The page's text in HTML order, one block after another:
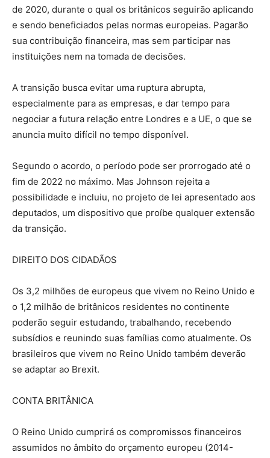
de 2020, durante o qual os britânicos seguirão aplicando
e sendo beneficiados pelas normas europeias. Pagarão
sua contribuição financeira, mas sem participar nas
instituições nem na tomada de decisões.
A transição busca evitar uma ruptura abrupta,
especialmente para as empresas, e dar tempo para
negociar a futura relação entre Londres e a UE, o que se
anuncia muito difícil no tempo disponível.
Segundo o acordo, o período pode ser prorrogado até o
fim de 2022 no máximo. Mas Johnson rejeita a
possibilidade e incluiu, no projeto de lei apresentado aos
deputados, um dispositivo que proíbe qualquer extensão
da transição.
DIREITO DOS CIDADÃOS
Os 3,2 milhões de europeus que vivem no Reino Unido e
o 1,2 milhão de britânicos residentes no continente
poderão seguir estudando, trabalhando, recebendo
subsídios e reunindo suas famílias como atualmente. Os
brasileiros que vivem no Reino Unido também deverão
se adaptar ao Brexit.
CONTA BRITÂNICA
O Reino Unido cumprirá os compromissos financeiros
assumidos no âmbito do orçamento europeu (2014-